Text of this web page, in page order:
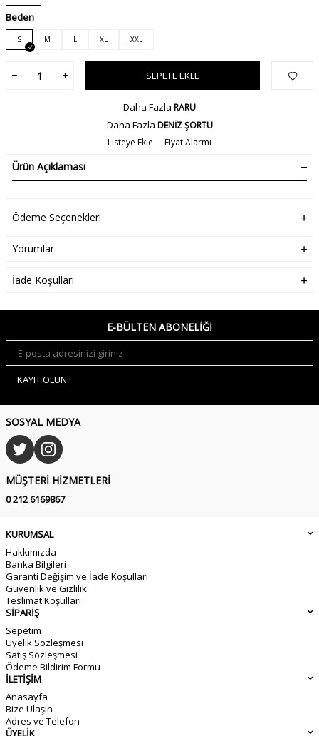
Beden
S M L XL XXL
SEPETE EKLE
Daha Fazla RARU
Daha Fazla DENİZ ŞORTU
Listeye Ekle
Fiyat Alarmı
Ürün Açıklaması
Ödeme Seçenekleri
Yorumlar
İade Koşulları
E-BÜLTEN ABONELIĞI
KAYIT OLUN
SOSYAL MEDYA
MÜŞTERI HIZMETLERI
0 212 6169867
KURUMSAL
Hakkımızda
Banka Bilgileri
Garanti Değişim ve İade Koşulları
Güvenlik ve Gizlilik
Teslimat Koşulları
SİPARİŞ
Sepetim
Üyelik Sözleşmesi
Satış Sözleşmesi
Ödeme Bildirim Formu
İLETİŞİM
Anasayfa
Bize Ulaşın
Adres ve Telefon